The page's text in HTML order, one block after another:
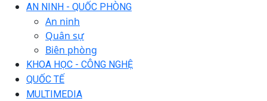
AN NINH - QUỐC PHÒNG
An ninh
Quân sự
Biên phòng
KHOA HỌC - CÔNG NGHỆ
QUỐC TẾ
MULTIMEDIA